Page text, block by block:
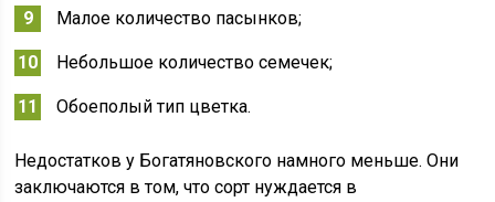
Малое количество пасынков;
Небольшое количество семечек;
Обоеполый тип цветка.
Недостатков у Богатяновского намного меньше. Они
заключаются в том, что сорт нуждается в